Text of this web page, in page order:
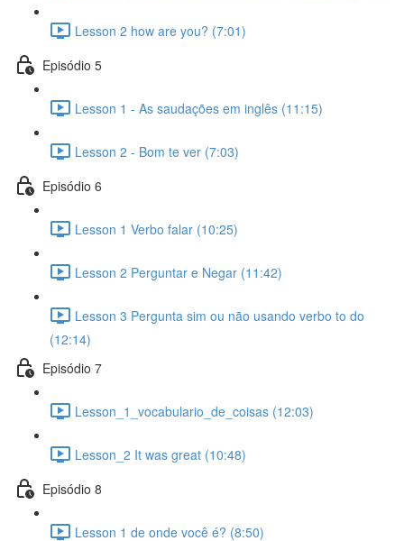
Lesson 2 how are you? (7:01)
Episódio 5
Lesson 1 - As saudações em inglês (11:15)
Lesson 2 - Bom te ver (7:03)
Episódio 6
Lesson 1 Verbo falar (10:25)
Lesson 2 Perguntar e Negar (11:42)
Lesson 3 Pergunta sim ou não usando verbo to do
(12:14)
Episódio 7
Lesson_1_vocabulario_de_coisas (12:03)
Lesson_2 It was great (10:48)
Episódio 8
Lesson 1 de onde você é? (8:50)